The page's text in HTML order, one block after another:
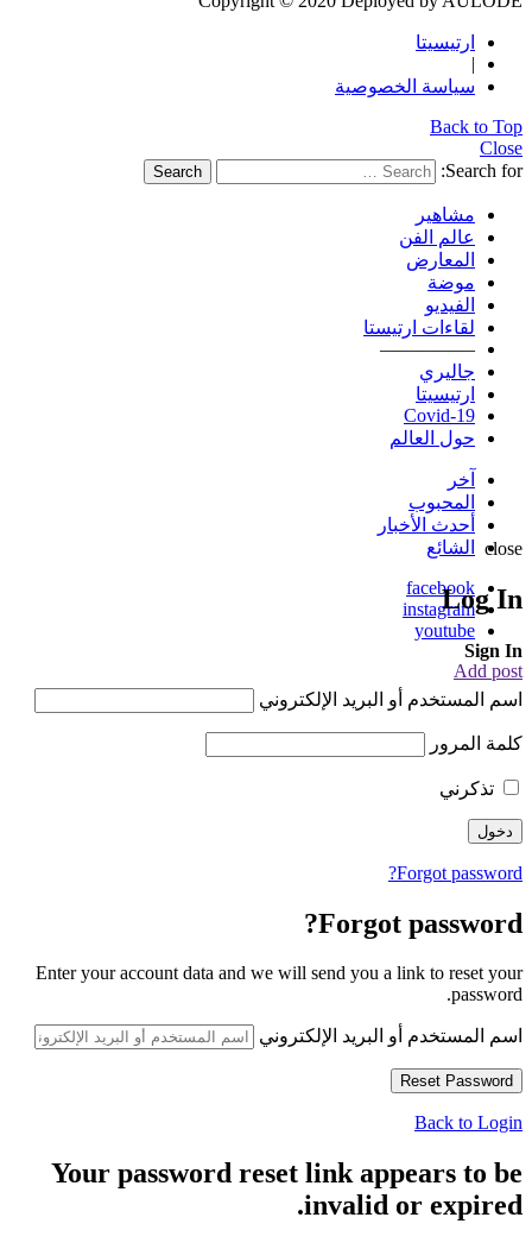
ارتيسيتا
|
سياسة الخصوصية
Back to Top
Close
Search for:
Search
مشاهير
عالم الفن
المعارض
موضة
الفيديو
لقاءات ارتيستا
—————
جاليري
ارتيسيتا
Covid-19
حول العالم
آخر
المحبوب
أحدث الأخبار
الشائع
facebook
instagram
youtube
Add post
close
Log In
Sign In
اسم المستخدم أو البريد الإلكتروني
كلمة المرور
تذكرني
Forgot password?
Forgot password?
Enter your account data and we will send you a link to reset your
password.
اسم المستخدم أو البريد الإلكتروني
Back to Login
Your password reset link appears to be
invalid or expired.